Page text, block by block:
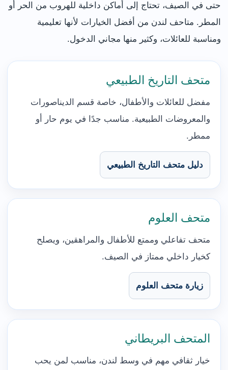
حتى في الصيف، تحتاج إلى أماكن داخلية للهروب من الحر أو
المطر. متاحف لندن من أفضل الخيارات لأنها تعليمية
ومناسبة للعائلات، وكثير منها مجاني الدخول.
متحف التاريخ الطبيعي
مفضل للعائلات والأطفال، خاصة قسم الديناصورات
والمعروضات الطبيعية. مناسب جدًا في يوم حار أو
ممطر.
دليل متحف التاريخ الطبيعي
متحف العلوم
متحف تفاعلي وممتع للأطفال والمراهقين، ويصلح
كخيار داخلي ممتاز في الصيف.
زيارة متحف العلوم
المتحف البريطاني
خيار ثقافي مهم في وسط لندن، مناسب لمن يحب